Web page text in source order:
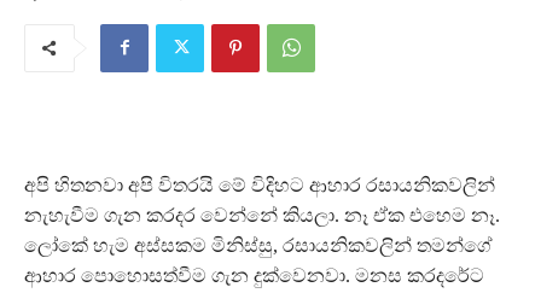
අපි හිතනවා අපි විතරයි මේ විදිහට ආහාර රසායනිකවලින්
නැහැවීම ගැන කරදර වෙන්නේ කියලා. නෑ ඒක එහෙම නෑ.
ලෝකේ හැම අස්සකම මිනිස්සු, රසායනිකවලින් තමන්ගේ
ආහාර පොහොසත්වීම ගැන දුක්වෙනවා. මනස කරදරේට